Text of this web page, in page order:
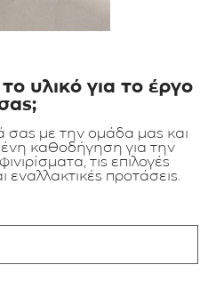
υλικό για το έργο
σας με την ομάδα μας και
καθοδήγηση για την
τις επιλογές
προτάσεις.